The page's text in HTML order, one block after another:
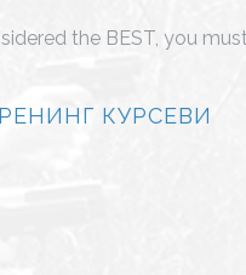
the BEST, you
КУРСЕВИ